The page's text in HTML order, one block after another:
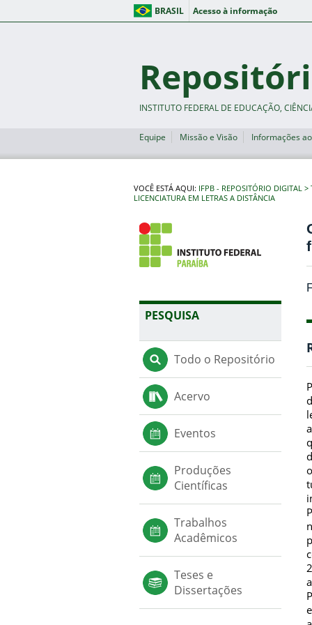
BRASIL Acesso à informação
INSTITUTO FEDERAL DE EDUCAÇÃO,
Equipe Missão e Visão Informações
VOCÊ ESTÁ AQUI: IFPB - REPOSITÓRIO DIGITAL
LICENCIATURA EM LETRAS A DISTÂNCIA
PESQUISA
Todo o Repositório
Acervo
Eventos
Produções
Científicas
Trabalhos
Acadêmicos
Teses e
Dissertações